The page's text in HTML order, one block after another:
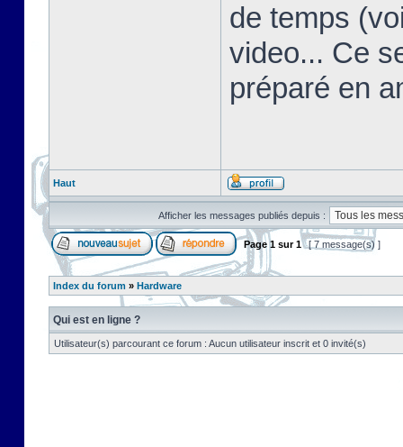
de temps
video... Ce
préparé en
Haut
Afficher les messages publiés depuis :
Page 1 sur1 [ 7 message(s) ]
Index du forum » Hardware
Qui est en ligne ?
Utilisateur(s) parcourant ce forum : Aucun utilisateur inscrit et 0 invité(s)